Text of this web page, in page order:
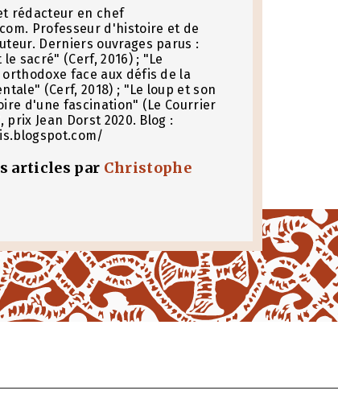
rédacteur en chef
Professeur d'histoire et de
Derniers ouvrages parus :
sacré" (Cerf, 2016) ; "Le
face aux défis de la
(Cerf, 2018) ; "Le loup et son
d'une fascination" (Le Courrier
prix Jean Dorst 2020. Blog :
articles par Christophe